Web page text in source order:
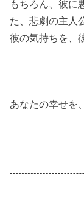
もちろん、彼に
た、悲劇の主人
彼の気持ちを、
あなたの幸せを